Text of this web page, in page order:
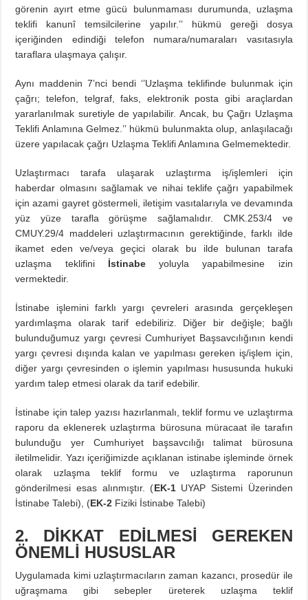
görenin ayırt etme gücü bulunmaması durumunda, uzlaşma
teklifi kanunî temsilcilerine yapılır.’’ hükmü gereği dosya
içeriğinden edindiği telefon numara/numaraları vasıtasıyla
taraflara ulaşmaya çalışır.
Aynı maddenin 7’nci bendi ‘’Uzlaşma teklifinde bulunmak için
çağrı; telefon, telgraf, faks, elektronik posta gibi araçlardan
yararlanılmak suretiyle de yapılabilir. Ancak, bu Çağrı Uzlaşma
Teklifi Anlamına Gelmez.’’ hükmü bulunmakta olup, anlaşılacağı
üzere yapılacak çağrı Uzlaşma Teklifi Anlamına Gelmemektedir.
Uzlaştırmacı tarafa ulaşarak uzlaştırma iş/işlemleri için
haberdar olmasını sağlamak ve nihai teklife çağrı yapabilmek
için azami gayret göstermeli, iletişim vasıtalarıyla ve devamında
yüz yüze tarafla görüşme sağlamalıdır. CMK.253/4 ve
CMUY.29/4 maddeleri uzlaştırmacının gerektiğinde, farklı ilde
ikamet eden ve/veya geçici olarak bu ilde bulunan tarafa
uzlaşma teklifini İstinabeyoluyla yapabilmesine izin
vermektedir.
İstinabe işlemini farklı yargı çevreleri arasında gerçekleşen
yardımlaşma olarak tarif edebiliriz. Diğer bir değişle; bağlı
bulunduğumuz yargı çevresi Cumhuriyet Başsavcılığının kendi
yargı çevresi dışında kalan ve yapılması gereken iş/işlem için,
diğer yargı çevresinden o işlemin yapılması hususunda hukuki
yardım talep etmesi olarak da tarif edebilir.
İstinabe için talep yazısı hazırlanmalı, teklif formu ve uzlaştırma
raporu da eklenerek uzlaştırma bürosuna müracaat ile tarafın
bulunduğu yer Cumhuriyet başsavcılığı talimat bürosuna
iletilmelidir. Yazı içeriğimizde açıklanan istinabe işleminde örnek
olarak uzlaşma teklif formu ve uzlaştırma raporunun
gönderilmesi esas alınmıştır. (EK-1UYAP Sistemi Üzerinden
İstinabe Talebi), (EK-2 Fiziki İstinabe Talebi)
2. DİKKAT EDİLMESİ GEREKEN
ÖNEMLİ HUSUSLAR
Uygulamada kimi uzlaştırmacıların zaman kazancı, prosedür ile
uğraşmama gibi sebepler üreterek uzlaşma teklif